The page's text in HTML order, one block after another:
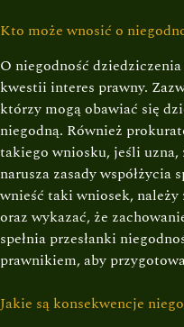
Kto może wnosić o
O niegodność
kwestii interes prawny.
którzy mogą obawiać się
niegodną. Również
takiego wniosku, jeśli uzna,
narusza zasady współżycia
wnieść taki wniosek,
oraz wykazać, że
spełnia przesłanki
prawnikiem, aby
Jakie są konsekwencje